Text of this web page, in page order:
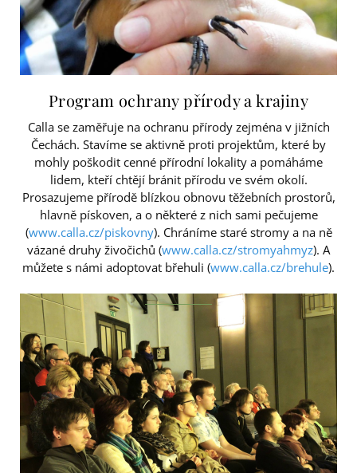
Program ochrany přírody a krajiny
Calla se zaměřuje na ochranu přírody zejména v jižních
Čechách. Stavíme se aktivně proti projektům, které by
mohly poškodit cenné přírodní lokality a pomáháme
lidem, kteří chtějí bránit přírodu ve svém okolí.
Prosazujeme přírodě blízkou obnovu těžebních prostorů,
hlavně pískoven, a o některé z nich sami pečujeme
(www.calla.cz/piskovny). Chráníme staré stromy a na ně
vázané druhy živočichů (www.calla.cz/stromyahmyz). A
můžete s námi adoptovat břehuli (www.calla.cz/brehule).